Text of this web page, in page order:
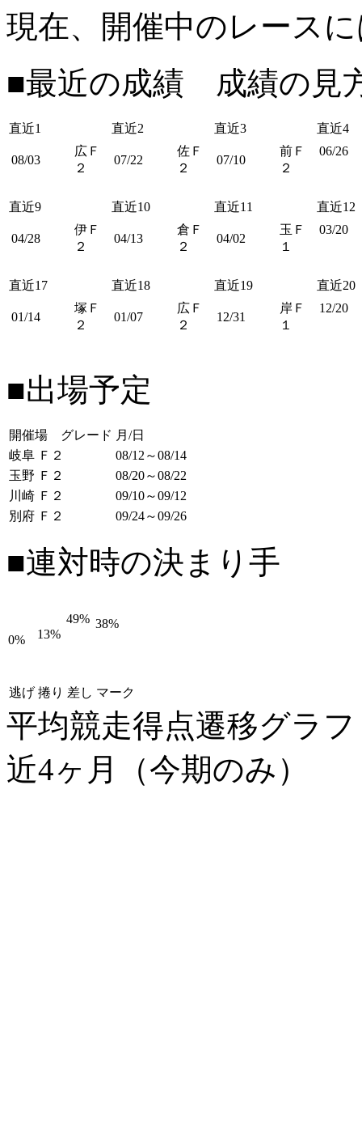
現在、開催中のレース
■最近の成績 成績の見
直近1 直近2 直近3 直近4
08/03
広Ｆ
２
07/22
佐Ｆ
２
07/10
前Ｆ
２
06/26
直近9 直近10 直近11 直近12
04/28
伊Ｆ
２
04/13
倉Ｆ
２
04/02
玉Ｆ
１
03/20
直近17 直近18 直近19 直近20
01/14
塚Ｆ
２
01/07
広Ｆ
２
12/31
岸Ｆ
１
12/20
■出場予定
開催場 グレード 月/日
岐阜 Ｆ２
08/12～08/14
玉野 Ｆ２
08/20～08/22
川崎 Ｆ２
09/10～09/12
別府 Ｆ２
09/24～09/26
■連対時の決まり手
0% 13%
49% 38%
逃げ 捲り 差し マーク
平均競走得点遷移グラ
近4ヶ月（今期のみ）